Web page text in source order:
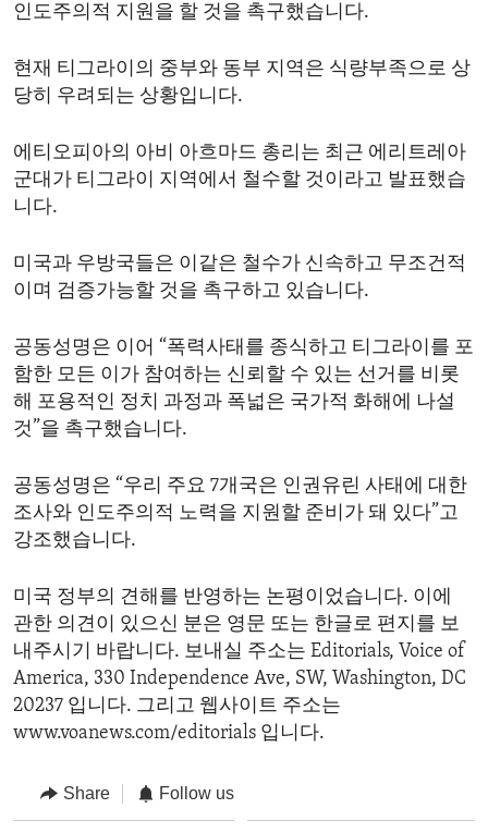
인도주의적 지원을 할 것을 촉구했습니다.
현재 티그라이의 중부와 동부 지역은 식량부족으로 상
당히 우려되는 상황입니다.
에티오피아의 아비 아흐마드 총리는 최근 에리트레아
군대가 티그라이 지역에서 철수할 것이라고 발표했습
니다.
미국과 우방국들은 이같은 철수가 신속하고 무조건적
이며 검증가능할 것을 촉구하고 있습니다.
공동성명은 이어 “폭력사태를 종식하고 티그라이를 포
함한 모든 이가 참여하는 신뢰할 수 있는 선거를 비롯
해 포용적인 정치 과정과 폭넓은 국가적 화해에 나설
것”을 촉구했습니다.
공동성명은 “우리 주요 7개국은 인권유린 사태에 대한
조사와 인도주의적 노력을 지원할 준비가 돼 있다”고
강조했습니다.
미국 정부의 견해를 반영하는 논평이었습니다. 이에
관한 의견이 있으신 분은 영문 또는 한글로 편지를 보
내주시기 바랍니다. 보내실 주소는 Editorials, Voice of
America, 330 Independence Ave, SW, Washington, DC
20237 입니다. 그리고 웹사이트 주소는
www.voanews.com/editorials 입니다.
Share Follow us